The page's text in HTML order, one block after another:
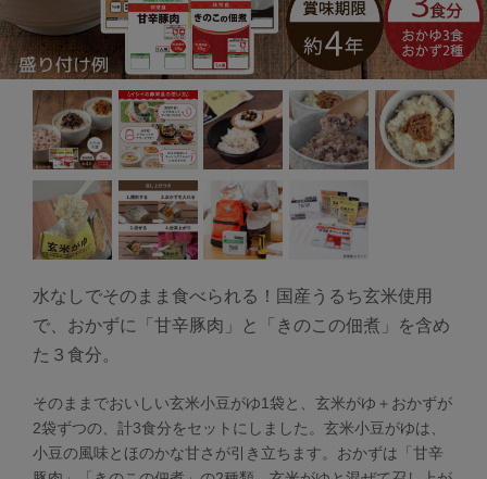
水なしでそのまま食べられる！国産うるち玄米使用
で、おかずに「甘辛豚肉」と「きのこの佃煮」を含め
た３食分。
そのままでおいしい玄米小豆がゆ1袋と、玄米がゆ＋おかずが
2袋ずつの、計3食分をセットにしました。玄米小豆がゆは、
小豆の風味とほのかな甘さが引き立ちます。おかずは「甘辛